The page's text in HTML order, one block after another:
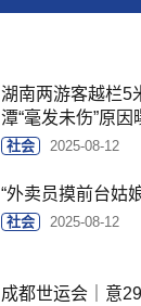
湖南两游客越栏5
潭“毫发未伤”原因
社会 2025-08-12
“外卖员摸前台姑
社会 2025-08-12
成都世运会｜意